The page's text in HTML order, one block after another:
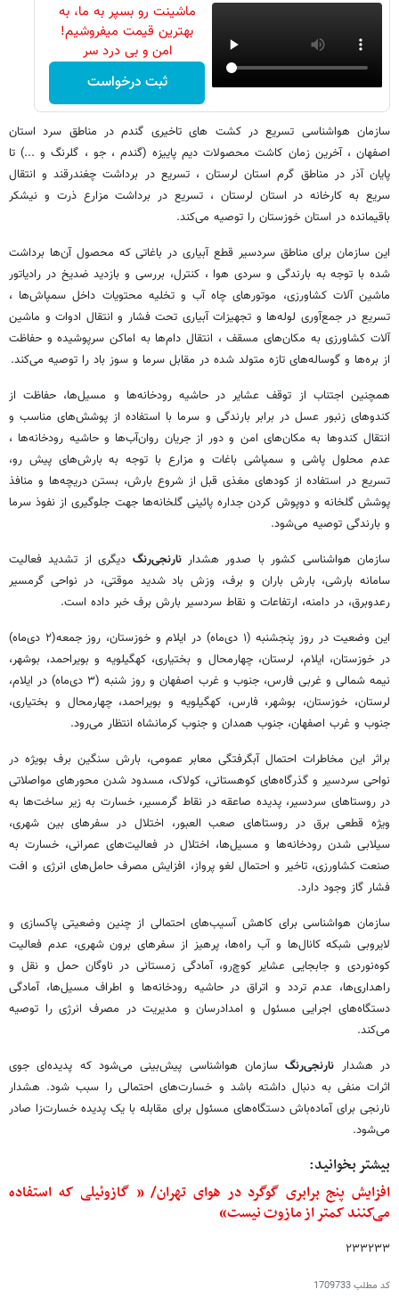
ماشینت رو بسپر به ما، به
بهترین قیمت میفروشیم!
امن و بی درد سر
ثبت درخواست
سازمان هواشناسی تسریع در کشت های تاخیری گندم در مناطق سرد استان
اصفهان ، آخرین زمان کاشت محصولات دیم پاییزه (گندم ، جو ، گلرنگ و ...) تا
پایان آذر در مناطق گرم استان لرستان ، تسریع در برداشت چغندرقند و انتقال
سریع به کارخانه در استان لرستان ، تسریع در برداشت مزارع ذرت و نیشکر
باقیمانده در استان خوزستان را توصیه می‌کند.
این سازمان برای مناطق سردسیر قطع آبیاری در باغاتی که محصول آن‌ها برداشت
شده با توجه به بارندگی و سردی هوا ، کنترل، بررسی و بازدید ضدیخ در رادیاتور
ماشین آلات کشاورزی، موتورهای چاه آب و تخلیه محتویات داخل سمپاش‌ها ،
تسریع در جمع‌آوری لوله‌ها و تجهیزات آبیاری تحت فشار و انتقال ادوات و ماشین
آلات کشاورزی به مکان‌های مسقف ، انتقال دام‌ها به اماکن سرپوشیده و حفاظت
از بره‌ها و گوساله‌های تازه متولد شده در مقابل سرما و سوز باد را توصیه می‌کند.
همچنین اجتناب از توقف عشایر در حاشیه رودخانه‌ها و مسیل‌ها، حفاظت از
کندوهای زنبور عسل در برابر بارندگی و سرما با استفاده از پوشش‌های مناسب و
انتقال کندوها به مکان‌های امن و دور از جریان روان‌آب‌ها و حاشیه رودخانه‌ها ،
عدم محلول پاشی و سمپاشی باغات و مزارع با توجه به بارش‌های پیش رو،
تسریع در استفاده از کودهای مغذی قبل از شروع بارش، بستن دریچه‌ها و منافذ
پوشش گلخانه و دوپوش کردن جداره پائینی گلخانه‌ها جهت جلوگیری از نفوذ سرما
و بارندگی توصیه می‌شود.
سازمان هواشناسی کشور با صدور هشدار نارنجی‌رنگ دیگری از تشدید فعالیت
سامانه بارشی، بارش باران و برف، وزش باد شدید موقتی، در نواحی گرمسیر
رعدوبرق، در دامنه، ارتفاعات و نقاط سردسیر بارش برف خبر داده است.
این وضعیت در روز پنجشنبه (۱ دی‌ماه) در ایلام و خوزستان، روز جمعه(۲ دی‌ماه)
در خوزستان، ایلام، لرستان، چهارمحال و بختیاری، کهگیلویه و بویراحمد، بوشهر،
نیمه شمالی و غربی فارس، جنوب و غرب اصفهان و روز شنبه (۳ دی‌ماه) در ایلام،
لرستان، خوزستان، بوشهر، فارس، کهگیلویه و بویراحمد، چهارمحال و بختیاری،
جنوب و غرب اصفهان، جنوب همدان و جنوب کرمانشاه انتظار می‌رود.
براثر این مخاطرات احتمال آبگرفتگی معابر عمومی، بارش سنگین برف بویژه در
نواحی سردسیر و گذرگاه‌های کوهستانی، کولاک، مسدود شدن محورهای مواصلاتی
در روستاهای سردسیر، پدیده صاعقه در نقاط گرمسیر، خسارت به زیر ساخت‌ها به
ویژه قطعی برق در روستاهای صعب العبور، اختلال در سفرهای بین شهری،
سیلابی شدن رودخانه‌ها و مسیل‌ها، اختلال در فعالیت‌های عمرانی، خسارت به
صنعت کشاورزی، تاخیر و احتمال لغو پرواز، افزایش مصرف حامل‌های انرژی و افت
فشار گاز وجود دارد.
سازمان هواشناسی برای کاهش آسیب‌های احتمالی از چنین وضعیتی پاکسازی و
لایروبی شبکه کانال‌ها و آب راه‌ها، پرهیز از سفرهای برون شهری، عدم فعالیت
کوه‌نوردی و جابجایی عشایر کوچ‌رو، آمادگی زمستانی در ناوگان حمل و نقل و
راهداری‌ها، عدم تردد و اتراق در حاشیه رودخانه‌ها و اطراف مسیل‌ها، آمادگی
دستگاه‌های اجرایی مسئول و امدادرسان و مدیریت در مصرف انرژی را توصیه
می‌کند.
در هشدار نارنجی‌رنگسازمان هواشناسی پیش‌بینی می‌شود که پدیده‌ای جوی
اثرات منفی به دنبال داشته باشد و خسارت‌های احتمالی را سبب شود. هشدار
نارنجی برای آماده‌باش دستگاه‌های مسئول برای مقابله با یک پدیده خسارت‌زا صادر
می‌شود.
بیشتر بخوانید:
افزایش پنج برابری گوگرد در هوای تهران/ « گازوئیلی که استفاده
می‌کنند کمتر از مازوت نیست»
۲۳۳۲۳۳
کد مطلب1709733